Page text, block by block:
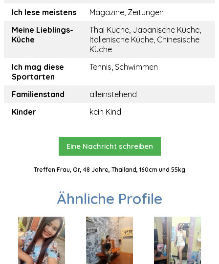
Ich lese meistens
Magazine, Zeitungen
Meine Lieblings-
Küche
Thai Küche, Japanische Küche,
Italienische Küche, Chinesische
Küche
Ich mag diese
Sportarten
Tennis, Schwimmen
Familienstand
alleinstehend
Kinder
kein Kind
Eine Nachricht schreiben
Treffen Frau, Or, 48 Jahre, Thailand, 160cm und 55kg
Ähnliche Profile